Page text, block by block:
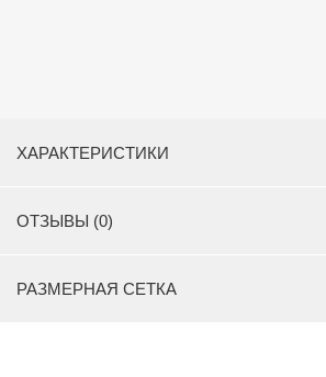
ХАРАКТЕРИСТИКИ
ОТЗЫВЫ (0)
РАЗМЕРНАЯ СЕТКА